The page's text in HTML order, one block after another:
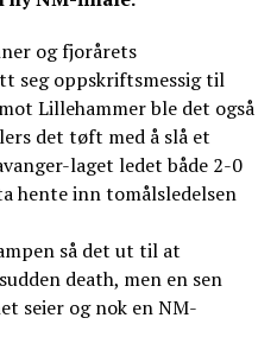
og fjorårets
seg oppskriftsmessig til
Lillehammer ble det også
det tøft med å slå et
laget ledet både 2-0
hente inn tomålsledelsen
så det ut til at
death, men en sen
seier og nok en NM-